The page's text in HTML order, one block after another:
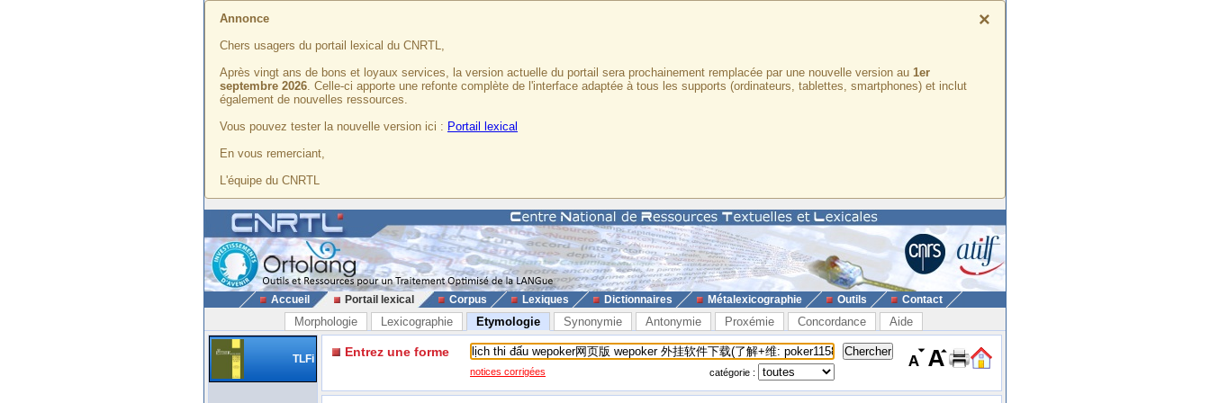
×
Annonce
Chers usagers du portail lexical du CNRTL,
Après vingt ans de bons et loyaux services, la version actuelle du portail sera prochainement remplacée par une nouvelle version au 1er
septembre 2026. Celle-ci apporte une refonte complète de l'interface adaptée à tous les supports (ordinateurs, tablettes, smartphones) et inclut
également de nouvelles ressources.
Vous pouvez tester la nouvelle version ici : Portail lexical
En vous remerciant,
L'équipe du CNRTL
Accueil Portail lexical Corpus Lexiques Dictionnaires Métalexicographie Outils Contact
Morphologie Lexicographie Etymologie Synonymie Antonymie Proxémie Concordance Aide
TLFi Entrez une forme
notices corrigées catégorie :